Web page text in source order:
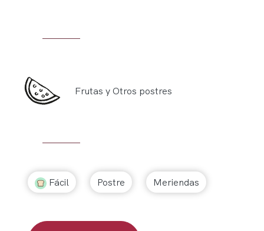
Frutas y Otros postres
Fácil Postre Meriendas